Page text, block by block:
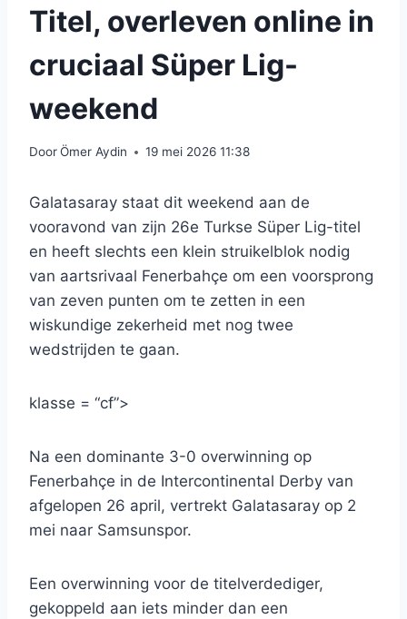
Titel, overleven online in
cruciaal Süper Lig-
weekend
DoorÖmer Aydin 19 mei 2026 11:38
Galatasaray staat dit weekend aan de
vooravond van zijn 26e Turkse Süper Lig-titel
en heeft slechts een klein struikelblok nodig
van aartsrivaal Fenerbahçe om een ​​voorsprong
van zeven punten om te zetten in een
wiskundige zekerheid met nog twee
wedstrijden te gaan.
klasse = “cf”>
Na een dominante 3-0 overwinning op
Fenerbahçe in de Intercontinental Derby van
afgelopen 26 april, vertrekt Galatasaray op 2
mei naar Samsunspor.
Een overwinning voor de titelverdediger,
gekoppeld aan iets minder dan een